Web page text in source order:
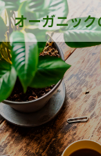
オーガニッ